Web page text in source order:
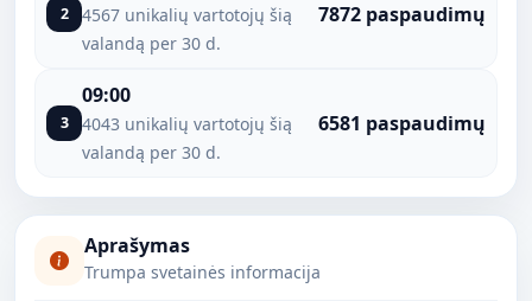
2
4567 unikalių vartotojų šią
valandą per 30 d.
7872 paspaudimų
3
09:00
4043 unikalių vartotojų šią
valandą per 30 d.
6581 paspaudimų
Aprašymas
Trumpa svetainės informacija